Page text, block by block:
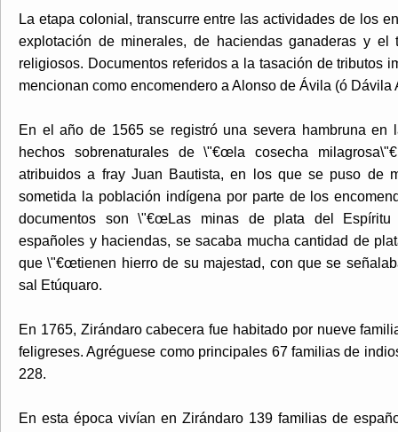
La etapa colonial, transcurre entre las actividades de los
explotación de minerales, de haciendas ganaderas y
religiosos. Documentos referidos a la tasación de tributos
mencionan como encomendero a Alonso de Ávila (ó Dávila
En el año de 1565 se registró una severa hambruna en
hechos sobrenaturales de \"€œla cosecha
atribuidos a fray Juan Bautista, en los que se puso de
sometida la población indígena por parte de los
documentos son \"€œLas minas de plata del Espíritu
españoles y haciendas, se sacaba mucha cantidad de
que \"€œtienen hierro de su majestad, con que se
sal Etúquaro.
En 1765, Zirándaro cabecera fue habitado por nueve
feligreses. Agréguese como principales 67 familias de
228.
En esta época vivían en Zirándaro 139 familias de